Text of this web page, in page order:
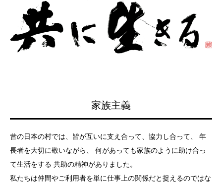
家族主義
昔の日本の村では、皆が互いに支え合って、協力し合って、 年
長者を大切に敬いながら、 何があっても家族のように助け合っ
て生活をする 共助の精神がありました。
私たちは仲間やご利用者を単に仕事上の関係だと捉えるのではな